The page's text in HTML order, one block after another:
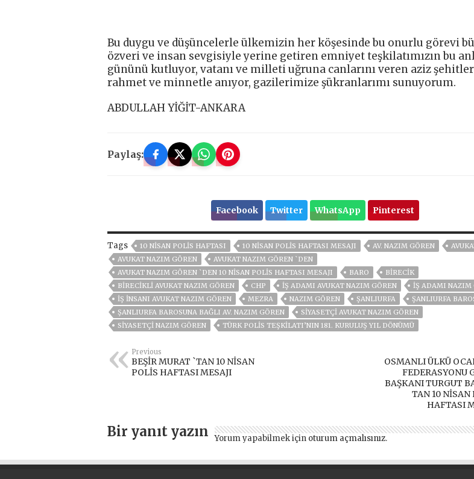
Bu duygu ve düşüncelerle ülkemizin her köşesinde bu onurlu görevi
özveri ve insan sevgisiyle yerine getiren emniyet teşkilatımızın bu
gününü kutluyor, vatanı ve milleti uğruna canlarını veren aziz
rahmet ve minnetle anıyor, gazilerimize şükranlarımı sunuyorum.
ABDULLAH YİĞİT-ANKARA
Paylaş:
Facebook Twitter WhatsApp Pinterest
Tags 10 NİSAN POLİS HAFTASI 10 NİSAN POLİS HAFTASI MESAJI AV. NAZIM GÖREN
AVUKAT NAZIM GÖREN
AVUKAT NAZIM GÖREN `DEN
AVUKAT NAZIM GÖREN `DEN 10 NİSAN POLİS HAFTASI MESAJI
BARO
BİRECİK
BIRECIKLI AVUKAT NAZIM GÖREN
CHP IŞ ADAMI AVUKAT NAZIM GÖREN
IŞ ADAMI NAZIM
IŞ INSANI AVUKAT NAZIM GÖREN
MEZRA NAZIM GÖREN ŞANLIURFA
ŞANLIURFA
ŞANLIURFA BAROSUNA BAĞLI AV. NAZIM GÖREN
SIYASETÇI AVUKAT NAZIM GÖREN
SIYASETÇI NAZIM GÖREN
TÜRK POLIS TEŞKILATI’NIN 181. KURULUŞ YIL DÖNÜMÜ
Previous
BEŞİR MURAT `TAN 10 NİSAN
POLİS HAFTASI MESAJI
OSMANLI ÜLKÜ
FEDERASYONU
BAŞKANI TURGUT
TAN 10 NİSAN
HAFTASI
Bir yanıt yazın Yorum yapabilmek için oturum açmalısınız.